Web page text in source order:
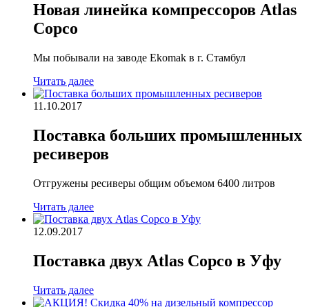
Новая линейка компрессоров Atlas
Copco
Мы побывали на заводе Ekomak в г. Стамбул
Читать далее
11.10.2017
Поставка больших промышленных
ресиверов
Отгружены ресиверы общим объемом 6400 литров
Читать далее
12.09.2017
Поставка двух Atlas Copco в Уфу
Читать далее